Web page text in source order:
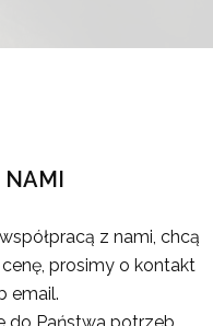
NAMI
z nami, chcą
prosimy o kontakt
email.